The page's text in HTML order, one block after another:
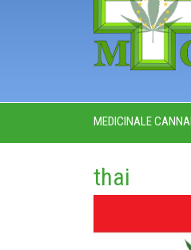
MEDICINALE
thai